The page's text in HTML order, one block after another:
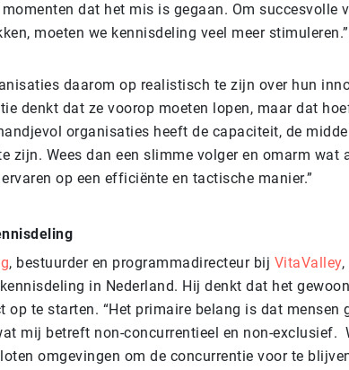
dat het mis is gegaan. Om succesvolle
moeten we kennisdeling veel meer stimuleren.”
daarom op realistisch te zijn over hun
denkt dat ze voorop moeten lopen, maar dat
organisaties heeft de capaciteit, de
zijn. Wees dan een slimme volger en omarm wat
op een efficiënte en tactische manier.”
, bestuurder en programmadirecteur bij VitaValley,
in Nederland. Hij denkt dat het
op te starten. “Het primaire belang is dat mensen
mij betreft non-concurrentieel en non-exclusief.
omgevingen om de concurrentie voor te